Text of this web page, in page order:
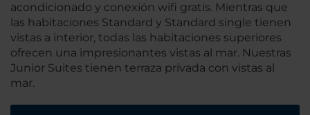
acondicionado y conexión wifi gratis. Mientras que
las habitaciones Standard y Standard single tienen
vistas a interior, todas las habitaciones superiores
ofrecen una impresionantes vistas al mar. Nuestras
Junior Suites tienen terraza privada con vistas al
mar.